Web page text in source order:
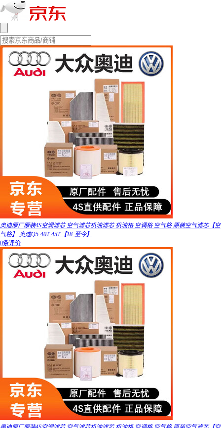
奥迪原厂原装4S空调滤芯 空气滤芯机油滤芯 机油格 空调格 空气格 原装空气滤芯【空
气格】 奥迪Q5-40T 45T【18-至今】
0条评价